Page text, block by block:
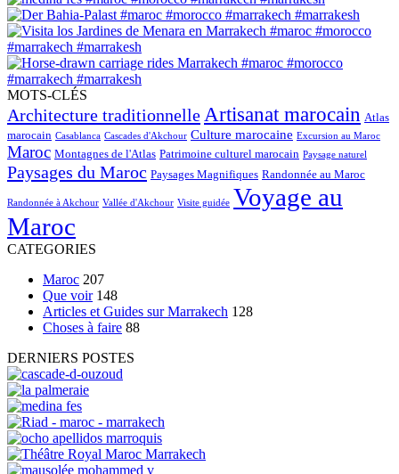
MOTS-CLÉS
Architecture traditionnelle Artisanat marocain Atlas
marocain Casablanca Cascades d'Akchour Culture marocaine Excursion au Maroc
Maroc Montagnes de l'Atlas Patrimoine culturel marocain Paysage naturel
Paysages du Maroc Paysages Magnifiques Randonnée au Maroc
Randonnée à Akchour Vallée d'Akchour Visite guidée Voyage au
Maroc
CATEGORIES
Maroc 207
Que voir 148
Articles et Guides sur Marrakech 128
Choses à faire 88
DERNIERS POSTES